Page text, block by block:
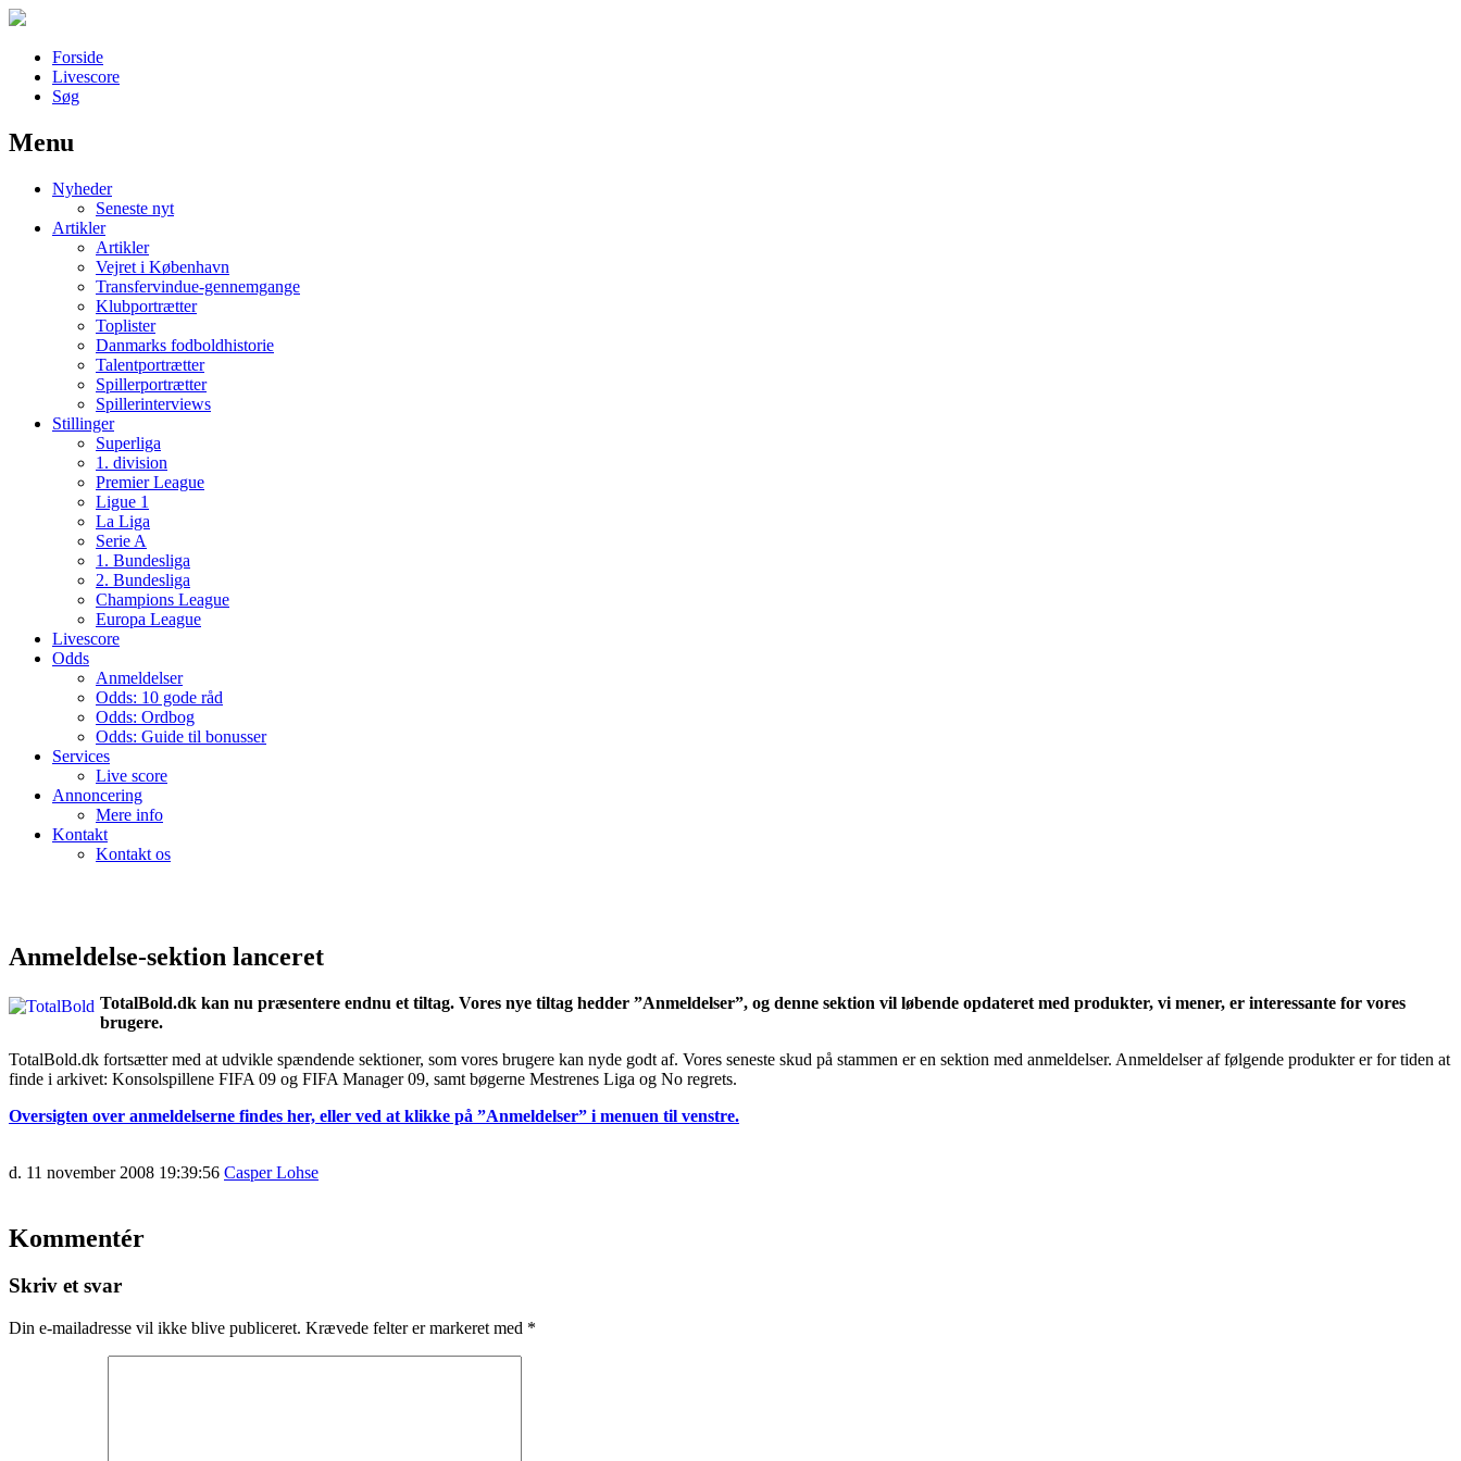
Forside
Livescore
Søg
Наши партнеры
лучшие займы
Menu
Nyheder
Seneste nyt
Artikler
Artikler
Vejret i København
Transfervindue-gennemgange
Klubportrætter
Toplister
Danmarks fodboldhistorie
Talentportrætter
Spillerportrætter
Spillerinterviews
Stillinger
Superliga
1. division
Premier League
Ligue 1
La Liga
Serie A
1. Bundesliga
2. Bundesliga
Champions League
Europa League
Livescore
Odds
Anmeldelser
Odds: 10 gode råd
Odds: Ordbog
Odds: Guide til bonusser
Services
Live score
Annoncering
Mere info
Kontakt
Kontakt os
Anmeldelse-sektion lanceret
TotalBold.dk kan nu præsentere endnu et tiltag. Vores nye tiltag hedder ”Anmeldelser”, og denne sektion vil løbende opdateret med produkter, vi mener, er interessante for vores
brugere.
TotalBold.dk fortsætter med at udvikle spændende sektioner, som vores brugere kan nyde godt af. Vores seneste skud på stammen er en sektion med anmeldelser. Anmeldelser af følgende produkter er for tiden at
finde i arkivet: Konsolspillene FIFA 09 og FIFA Manager 09, samt bøgerne Mestrenes Liga og No regrets.
Oversigten over anmeldelserne findes her, eller ved at klikke på ”Anmeldelser” i menuen til venstre.
d. 11 november 2008 19:39:56 Casper Lohse
Kommentér
Skriv et svar
Din e-mailadresse vil ikke blive publiceret. Krævede felter er markeret med *